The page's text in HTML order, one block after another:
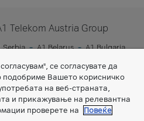
Telekom Austria Group
Serbia A1 Belarus
A1 Bulgaria
се согласувате да
подобриме Вашето корисничко
на веб-страната,
и прикажување на релевантна
проверете на
Повеќе